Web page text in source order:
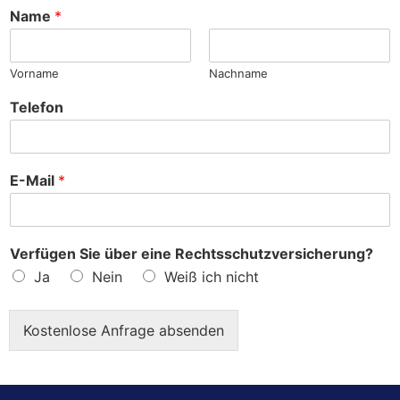
e
Name *
Vorname Nachname
Telefon
E-Mail *
Verfügen Sie über eine Rechtsschutzversicherung?
Ja
Nein Weiß ich nicht
Kostenlose Anfrage absenden